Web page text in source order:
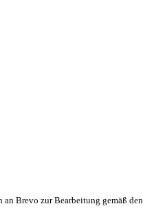
Brevo zur Bearbeitung gemäß den